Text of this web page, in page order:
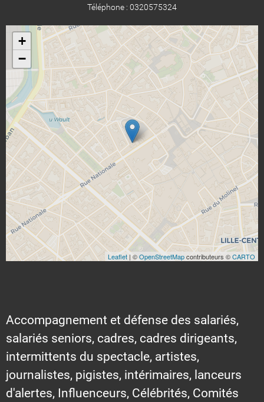
Téléphone : 0320575324
+
−
Leaflet | ©OpenStreetMapcontributeurs ©CARTO
Accompagnement et défense des salariés,
salariés seniors, cadres, cadres dirigeants,
intermittents du spectacle, artistes,
journalistes, pigistes, intérimaires, lanceurs
d'alertes, Influenceurs, Célébrités, Comités